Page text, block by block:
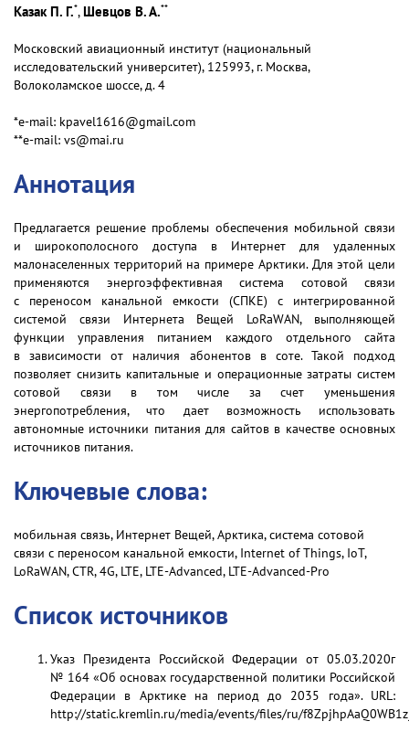
Казак П. Г.*,Шевцов В. А.**
Московский авиационный институт (национальный
исследовательский университет), 125993, г. Москва,
Волоколамское шоссе, д. 4
*e-mail: kpavel1616@gmail.com
**e-mail: vs@mai.ru
Аннотация
Предлагается решение проблемы обеспечения мобильной связи
и широкополосного доступа в Интернет для удаленных
малонаселенных территорий на примере Арктики. Для этой цели
применяются энергоэффективная система сотовой связи
с переносом канальной емкости (СПКЕ) с интегрированной
системой связи Интернета Вещей LoRaWAN, выполняющей
функции управления питанием каждого отдельного сайта
в зависимости от наличия абонентов в соте. Такой подход
позволяет снизить капитальные и операционные затраты систем
сотовой связи в том числе за счет уменьшения
энергопотребления, что дает возможность использовать
автономные источники питания для сайтов в качестве основных
источников питания.
Ключевые слова:
мобильная связь, Интернет Вещей, Арктика, система сотовой
связи с переносом канальной емкости, Internet of Things, IoT,
LoRaWAN, CTR, 4G, LTE, LTE-Advanced, LTE-Advanced-Pro
Список источников
Указ Президента Российской Федерации от 05.03.2020г
№ 164 «Об основах государственной политики Российской
Федерации в Арктике на период до 2035 года». URL:
http://static.kremlin.ru/media/events/files/ru/